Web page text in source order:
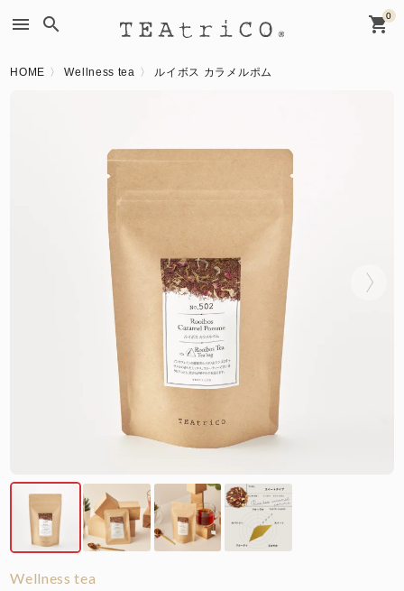
menu search 0
shopping_cart
HOME Wellness tea ルイボス カラメルポム
Wellness tea